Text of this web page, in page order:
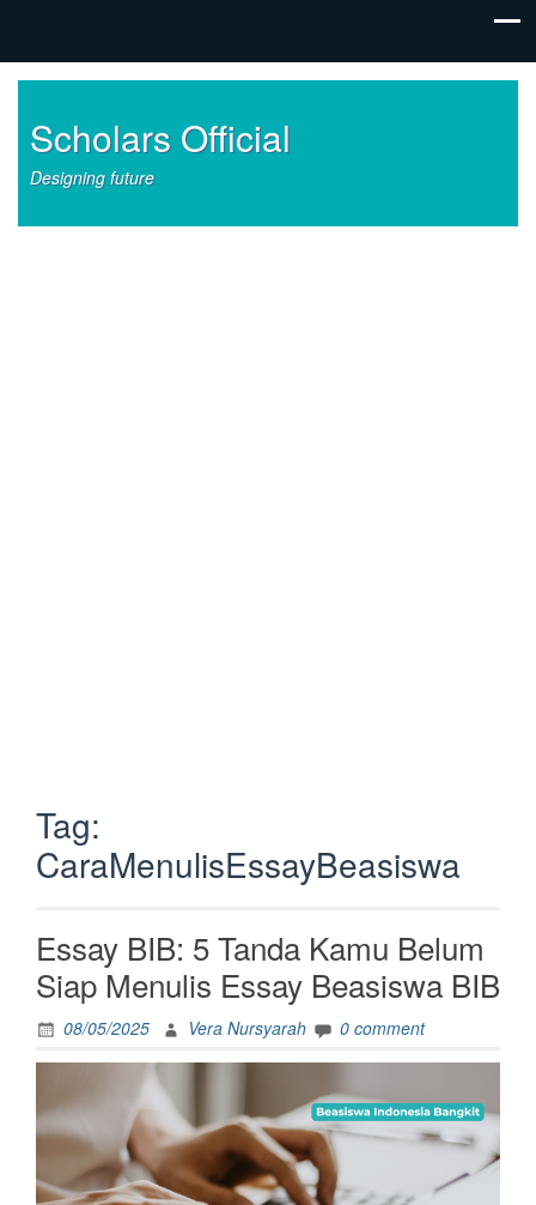
Scholars Official
Designing future
Tag:
CaraMenulisEssayBeasiswa
Essay BIB: 5 Tanda Kamu Belum
Siap Menulis Essay Beasiswa BIB
08/05/2025 Vera Nursyarah 0 comment